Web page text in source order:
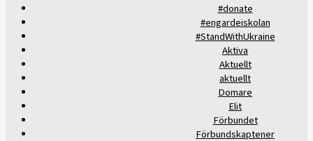
#donate
#engardeiskolan
#StandWithUkraine
Aktiva
Aktuellt
aktuellt
Domare
Elit
Förbundet
Förbundskaptener